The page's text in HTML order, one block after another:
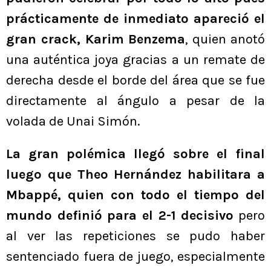
prácticamente de inmediato apareció el
gran crack, Karim Benzema, quien anotó
una auténtica joya gracias a un remate de
derecha desde el borde del área que se fue
directamente al ángulo a pesar de la
volada de Unai Simón.
La gran polémica llegó sobre el final
luego que Theo Hernández habilitara a
Mbappé, quien con todo el tiempo del
mundo definió para el 2-1 decisivo pero
al ver las repeticiones se pudo haber
sentenciado fuera de juego, especialmente